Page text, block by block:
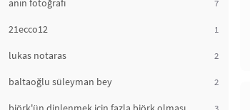
anın fotoğrafı 7
21ecco12 1
lukas notaras 2
baltaoğlu süleyman bey 2
3